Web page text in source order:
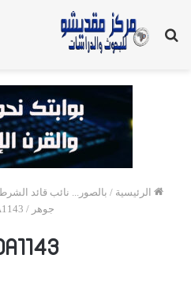
بحث
الرئيسية / بالصور... نائب قائد
جوهر /